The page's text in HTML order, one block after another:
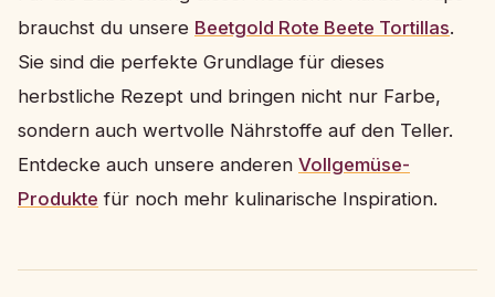
brauchst du unsere Beetgold Rote Beete Tortillas.
Sie sind die perfekte Grundlage für dieses
herbstliche Rezept und bringen nicht nur Farbe,
sondern auch wertvolle Nährstoffe auf den Teller.
Entdecke auch unsere anderen Vollgemüse-
Produkte für noch mehr kulinarische Inspiration.